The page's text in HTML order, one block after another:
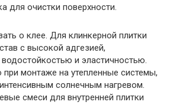
для очистки поверхности.
о клее. Для клинкерной плитки
с высокой адгезией,
и эластичностью.
монтаже на утепленные системы,
солнечным нагревом.
смеси для внутренней плитки